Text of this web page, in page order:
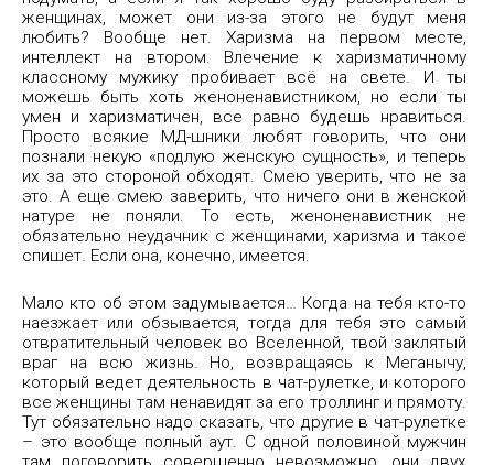
женщинах, может они из-за этого не будут меня
любить? Вообще нет. Харизма на первом месте,
интеллект на втором. Влечение к харизматичному
классному мужику пробивает всё на свете. И ты
можешь быть хоть женоненавистником, но если ты
умен и харизматичен, все равно будешь нравиться.
Просто всякие МД-шники любят говорить, что они
познали некую «подлую женскую сущность», и теперь
их за это стороной обходят. Смею уверить, что не за
это. А еще смею заверить, что ничего они в женской
натуре не поняли. То есть, женоненавистник не
обязательно неудачник с женщинами, харизма и такое
спишет. Если она, конечно, имеется.
Мало кто об этом задумывается… Когда на тебя кто-то
наезжает или обзывается, тогда для тебя это самый
отвратительный человек во Вселенной, твой заклятый
враг на всю жизнь. Но, возвращаясь к Меганычу,
который ведет деятельность в чат-рулетке, и которого
все женщины там ненавидят за его троллинг и прямоту.
Тут обязательно надо сказать, что другие в чат-рулетке
– это вообще полный аут. С одной половиной мужчин